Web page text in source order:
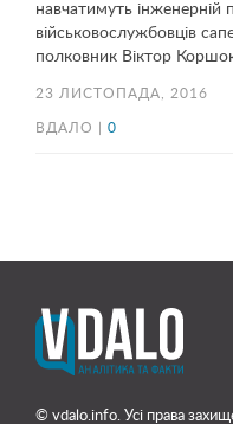
навчатимуть інженерній
військовослужбовців
полковник Віктор
23 ЛИСТОПАДА, 2016
ВДАЛО | 0
© vdalo.info. Усі права